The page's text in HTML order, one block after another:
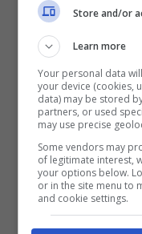
non implicala
l’allattamento.
aiutare a
benefici
È importante
contagiosoné
bambino
legato alle
Store and/or
Learn more
Your personal data
your device (cookies,
data) may be stored
partners, or used
may use precise
Some vendors may
of legitimate interest,
your options below.
or in the site menu to
and cookie settings.